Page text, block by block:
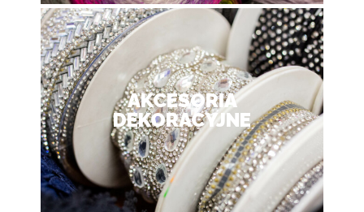
AKCESORIA
DEKORACYJNE